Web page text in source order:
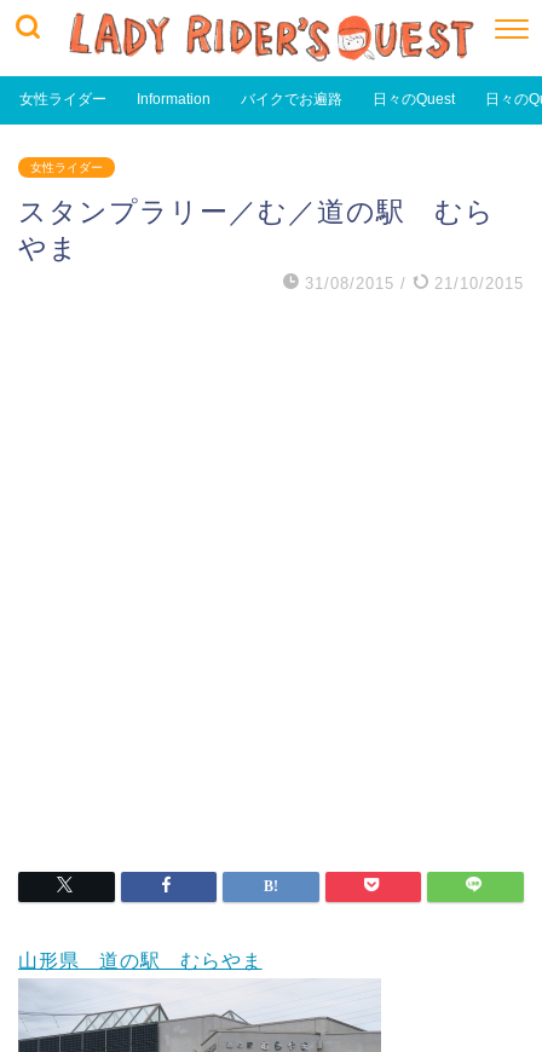
女性ライダー Information バイクでお遍路 日々のQuest 日々の
女性ライダー
スタンプラリー／む／道の駅 むら
やま
31/08/2015 / 21/10/2015
山形県 道の駅 むらやま